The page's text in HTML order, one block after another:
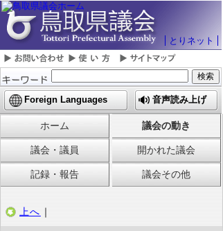
とりネット
Foreign Languages 音声読み上げ
ホーム 議会の動き
議会・議員 開かれた議会
記録・報告 議会その他
上へ ｜